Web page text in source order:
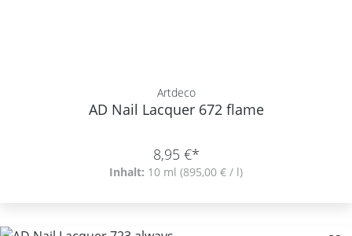
Artdeco
AD Nail Lacquer 672 flame
8,95 €*
Inhalt: 10 ml (895,00 € / l)